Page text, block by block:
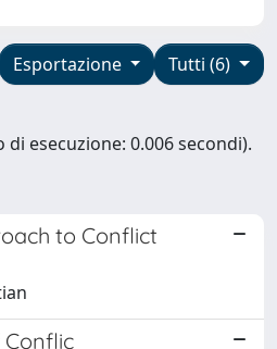
Tutti (6)
Esportazione
esecuzione: 0.006 secondi).
to Conflict
Conflic